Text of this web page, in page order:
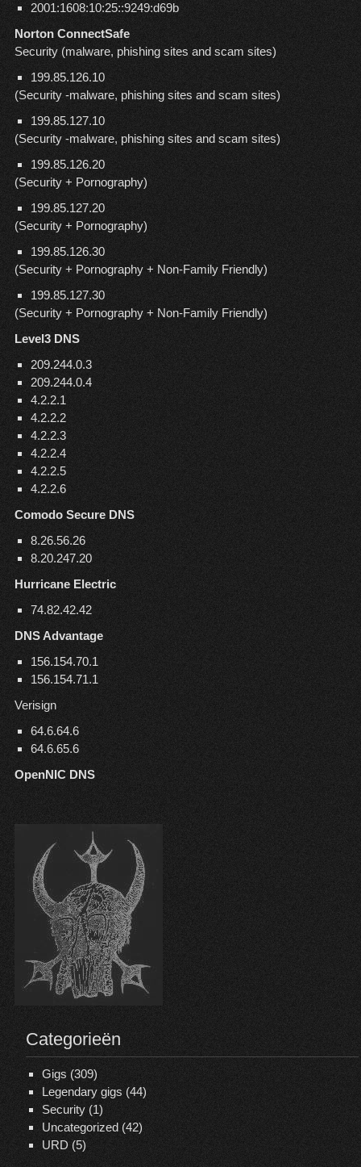
2001:1608:10:25::9249:d69b
Norton ConnectSafe
Security (malware, phishing sites and scam sites)
199.85.126.10
(Security -malware, phishing sites and scam sites)
199.85.127.10
(Security -malware, phishing sites and scam sites)
199.85.126.20
(Security + Pornography)
199.85.127.20
(Security + Pornography)
199.85.126.30
(Security + Pornography + Non-Family Friendly)
199.85.127.30
(Security + Pornography + Non-Family Friendly)
Level3 DNS
209.244.0.3
209.244.0.4
4.2.2.1
4.2.2.2
4.2.2.3
4.2.2.4
4.2.2.5
4.2.2.6
Comodo Secure DNS
8.26.56.26
8.20.247.20
Hurricane Electric
74.82.42.42
DNS Advantage
156.154.70.1
156.154.71.1
Verisign
64.6.64.6
64.6.65.6
OpenNIC DNS
Categorieën
Gigs (309)
Legendary gigs (44)
Security (1)
Uncategorized (42)
URD (5)